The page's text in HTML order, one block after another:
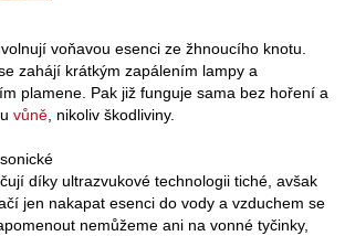
voňavou esenci ze žhnoucího knotu.
zahájí krátkým zapálením lampy a
plamene. Pak již funguje sama bez hoření a
vůně , nikoliv škodliviny.
díky ultrazvukové technologii tiché, avšak
jen nakapat esenci do vody a vzduchem se
nemůžeme ani na vonné tyčinky,